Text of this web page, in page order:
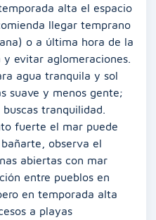
alta el espacio
llegar temprano
o a última hora de la
evitar aglomeraciones.
agua tranquila y sol
suave y menos gente;
tranquilidad.
fuerte el mar puede
observa el
abiertas con mar
entre pueblos en
en temporada alta
a playas